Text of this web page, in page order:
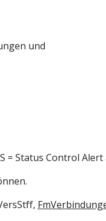
und
= Status Control